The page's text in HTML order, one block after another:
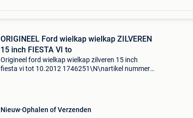
ORIGINEEL Ford wielkap wielkap ZILVEREN
15 inch FIESTA VI to
Origineel ford wielkap wielkap zilveren 15 inch
fiesta vi tot 10.2012 1746251\N\nartikel nummer:
Nieuw Ophalen of Verzenden